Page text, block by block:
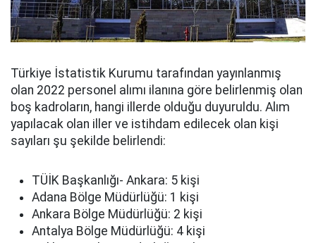
Türkiye İstatistik Kurumu tarafından yayınlanmış
olan 2022 personel alımı ilanına göre belirlenmiş olan
boş kadroların, hangi illerde olduğu duyuruldu. Alım
yapılacak olan iller ve istihdam edilecek olan kişi
sayıları şu şekilde belirlendi:
TÜİK Başkanlığı- Ankara: 5 kişi
Adana Bölge Müdürlüğü: 1 kişi
Ankara Bölge Müdürlüğü: 2 kişi
Antalya Bölge Müdürlüğü: 4 kişi